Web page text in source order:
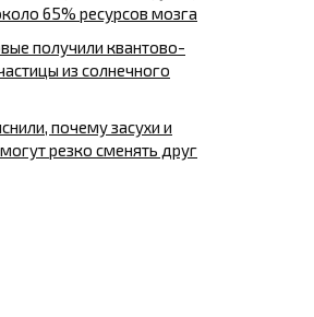
65% ресурсов мозга
получили квантово-
из солнечного
почему засухи и
резко сменять друг